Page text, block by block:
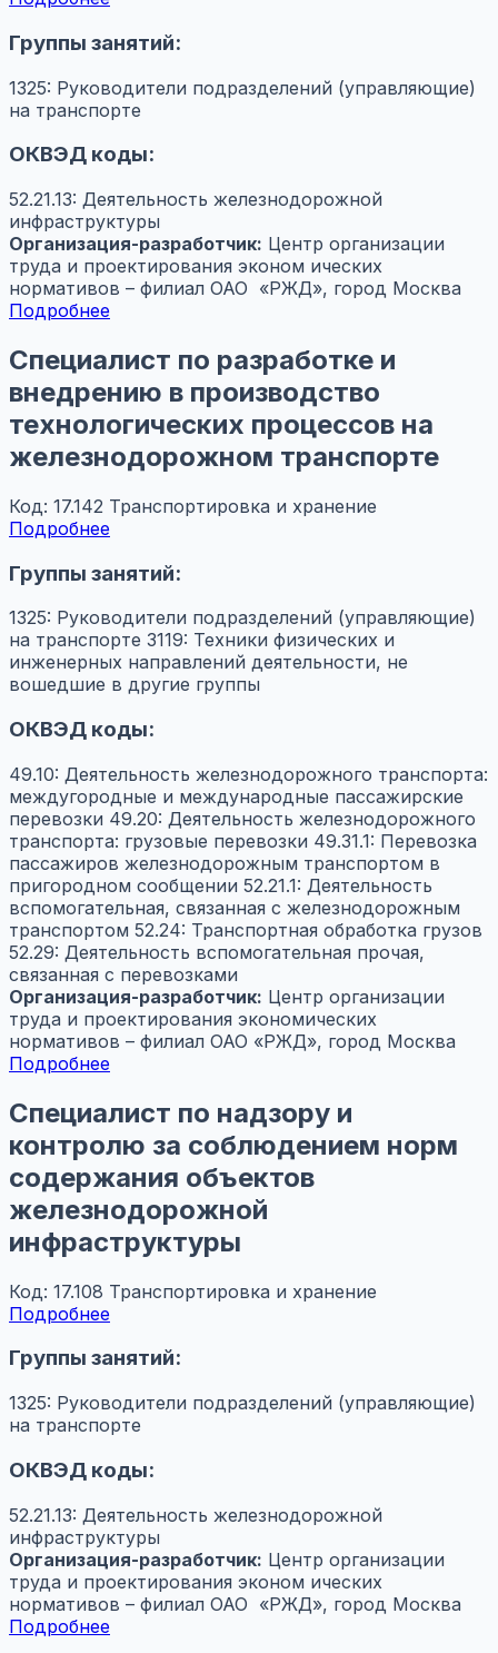
Группы занятий:
1325: Руководители подразделений (управляющие)
на транспорте
ОКВЭД коды:
52.21.13: Деятельность железнодорожной
инфраструктуры
Организация-разработчик: Центр организации
труда и проектирования эконом ических
нормативов – филиал ОАО «РЖД», город Москва
Подробнее
Специалист по разработке и
внедрению в производство
технологических процессов на
железнодорожном транспорте
Код: 17.142 Транспортировка и хранение
Подробнее
Группы занятий:
1325: Руководители подразделений (управляющие)
на транспорте 3119: Техники физических и
инженерных направлений деятельности, не
вошедшие в другие группы
ОКВЭД коды:
49.10: Деятельность железнодорожного транспорта:
междугородные и международные пассажирские
перевозки 49.20: Деятельность железнодорожного
транспорта: грузовые перевозки 49.31.1: Перевозка
пассажиров железнодорожным транспортом в
пригородном сообщении 52.21.1: Деятельность
вспомогательная, связанная с железнодорожным
транспортом 52.24: Транспортная обработка грузов
52.29: Деятельность вспомогательная прочая,
связанная с перевозками
Организация-разработчик: Центр организации
труда и проектирования экономических
нормативов – филиал ОАО «РЖД», город Москва
Подробнее
Специалист по надзору и
контролю за соблюдением норм
содержания объектов
железнодорожной
инфраструктуры
Код: 17.108 Транспортировка и хранение
Подробнее
Группы занятий:
1325: Руководители подразделений (управляющие)
на транспорте
ОКВЭД коды:
52.21.13: Деятельность железнодорожной
инфраструктуры
Организация-разработчик: Центр организации
труда и проектирования эконом ических
нормативов – филиал ОАО «РЖД», город Москва
Подробнее